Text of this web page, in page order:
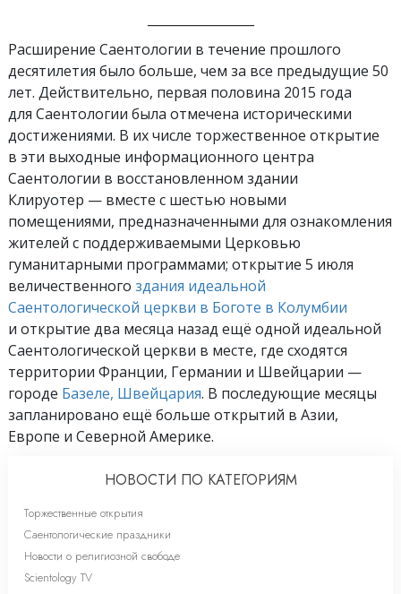
Расширение Саентологии в течение прошлого
десятилетия было больше, чем за все предыдущие 50
лет. Действительно, первая половина 2015 года
для Саентологии была отмечена историческими
достижениями. В их числе торжественное открытие
в эти выходные информационного центра
Саентологии в восстановленном здании
Клируотер — вместе с шестью новыми
помещениями, предназначенными для ознакомления
жителей с поддерживаемыми Церковью
гуманитарными программами; открытие 5 июля
величественного здания идеальной
Саентологической церкви в Боготе в Колумбии
и открытие два месяца назад ещё одной идеальной
Саентологической церкви в месте, где сходятся
территории Франции, Германии и Швейцарии —
городе Базеле, Швейцария. В последующие месяцы
запланировано ещё больше открытий в Азии,
Европе и Северной Америке.
НОВОСТИ ПО КАТЕГОРИЯМ
Торжественные открытия
Саентологические праздники
Новости о религиозной свободе
Scientology TV